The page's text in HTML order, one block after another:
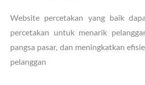
Website percetakan yang baik
percetakan untuk menarik
pangsa pasar, dan meningkatkan
pelanggan